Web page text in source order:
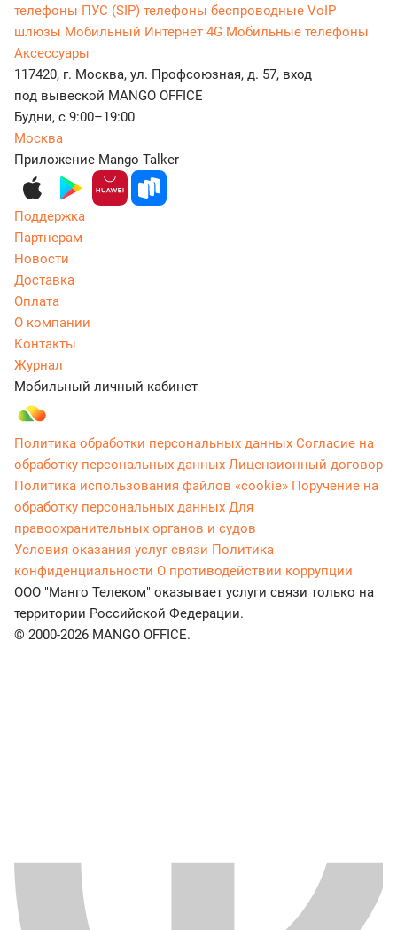
телефоны ПУС (SIP) телефоны беспроводные VoIP
шлюзы Мобильный Интернет 4G Мобильные телефоны
Аксессуары
117420, г. Москва, ул. Профсоюзная, д. 57, вход
под вывеской MANGO OFFICE
Будни, с 9:00–19:00
Москва
Приложение Mango Talker
Поддержка
Партнерам
Новости
Доставка
Оплата
О компании
Контакты
Журнал
Мобильный личный кабинет
Политика обработки персональных данных Согласие на
обработку персональных данных Лицензионный договор
Политика использования файлов «cookie» Поручение на
обработку персональных данных Для
правоохранительных органов и судов
Условия оказания услуг связи Политика
конфиденциальности О противодействии коррупции
ООО "Манго Телеком" оказывает услуги связи только на
территории Российской Федерации.
© 2000-2026 MANGO OFFICE.